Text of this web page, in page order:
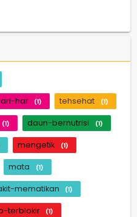
har (1) tehsehat (1)
(1) daun-bernutrisi (1)
mengetik (1)
mata (1)
mematikan (1)
terblokir (1)